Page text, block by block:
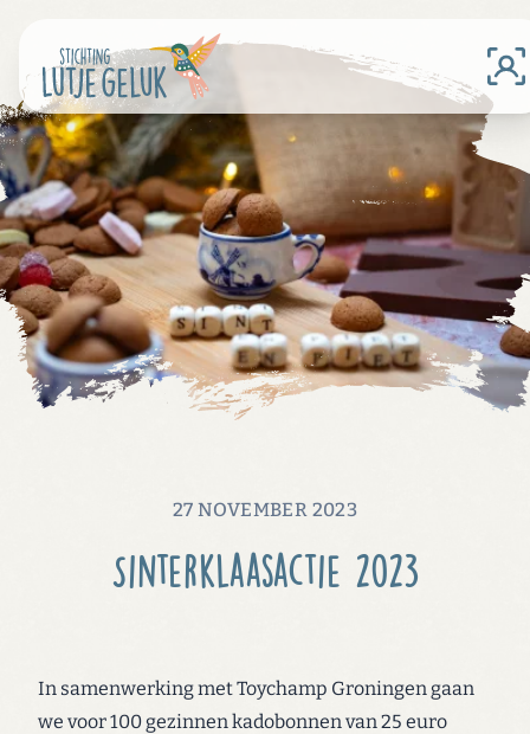
27 NOVEMBER 2023
Sinterklaasactie 2023
In samenwerking met Toychamp Groningen gaan
we voor 100 gezinnen kadobonnen van 25 euro